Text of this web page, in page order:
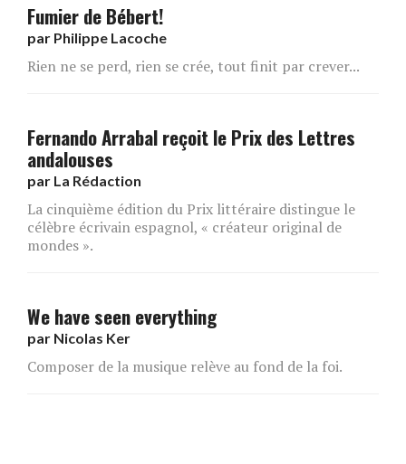
Fumier de Bébert!
par Philippe Lacoche
Rien ne se perd, rien se crée, tout finit par crever...
Fernando Arrabal reçoit le Prix des Lettres
andalouses
par La Rédaction
La cinquième édition du Prix littéraire distingue le
célèbre écrivain espagnol, « créateur original de
mondes ».
We have seen everything
par Nicolas Ker
Composer de la musique relève au fond de la foi.